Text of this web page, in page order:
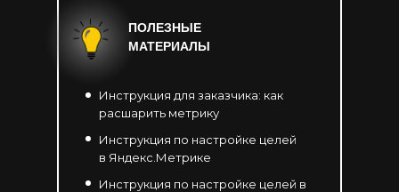
ПОЛЕЗНЫЕ
МАТЕРИАЛЫ
Инструкция по настройке целей
в Яндекс.Метрике
Инструкция для заказчика: как
расшарить метрику
Инструкция по настройке целей в